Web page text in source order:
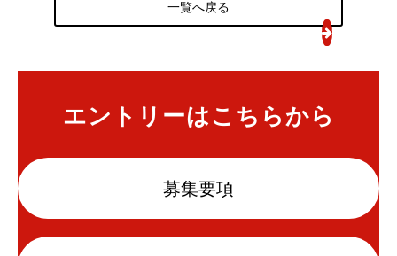
一覧へ戻る
エントリーはこちらから
募集要項